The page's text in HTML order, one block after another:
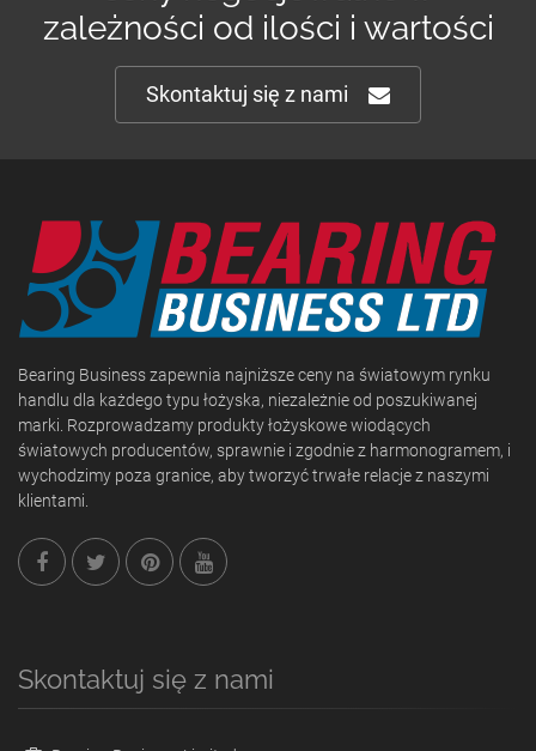
zależności od ilości i wartości
Skontaktuj się z nami
Bearing Business zapewnia najniższe ceny na światowym rynku
handlu dla każdego typu łożyska, niezależnie od poszukiwanej
marki. Rozprowadzamy produkty łożyskowe wiodących
światowych producentów, sprawnie i zgodnie z harmonogramem, i
wychodzimy poza granice, aby tworzyć trwałe relacje z naszymi
klientami.
Skontaktuj się z nami